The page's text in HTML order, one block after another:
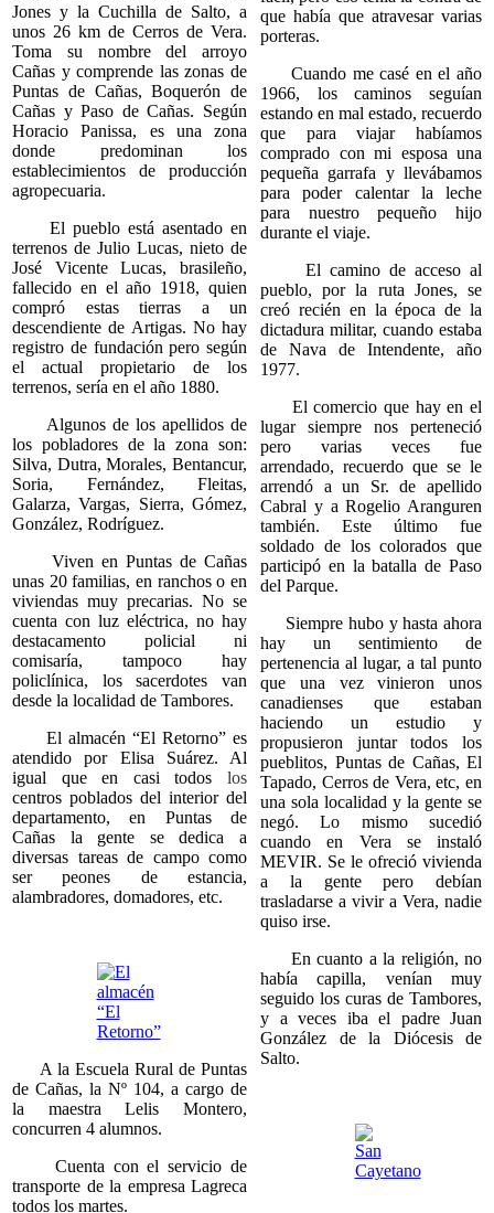
Jones y la Cuchilla de Salto, a
unos 26 km de Cerros de Vera.
Toma su nombre del arroyo
Cañas y comprende las zonas de
Puntas de Cañas, Boquerón de
Cañas y Paso de Cañas. Según
Horacio Panissa, es una zona
donde predominan los
establecimientos de producción
agropecuaria.
El pueblo está asentado en
terrenos de Julio Lucas, nieto de
José Vicente Lucas, brasileño,
fallecido en el año 1918, quien
compró estas tierras a un
descendiente de Artigas. No hay
registro de fundación pero según
el actual propietario de los
terrenos, sería en el año 1880.
Algunos de los apellidos de
los pobladores de la zona son:
Silva, Dutra, Morales, Bentancur,
Soria, Fernández, Fleitas,
Galarza, Vargas, Sierra, Gómez,
González, Rodríguez.
Viven en Puntas de Cañas
unas 20 familias, en ranchos o en
viviendas muy precarias. No se
cuenta con luz eléctrica, no hay
destacamento policial ni
comisaría, tampoco hay
policlínica, los sacerdotes van
desde la localidad de Tambores.
El almacén “El Retorno” es
atendido por Elisa Suárez. Al
igual que en casi todos los
centros poblados del interior del
departamento, en Puntas de
Cañas la gente se dedica a
diversas tareas de campo como
ser peones de estancia,
alambradores, domadores, etc.
A la Escuela Rural de Puntas
de Cañas, la Nº 104, a cargo de
la maestra Lelis Montero,
concurren 4 alumnos.
Cuenta con el servicio de
transporte de la empresa Lagreca
todos los martes.
que había que atravesar varias
porteras.
Cuando me casé en el año
1966, los caminos seguían
estando en mal estado, recuerdo
que para viajar habíamos
comprado con mi esposa una
pequeña garrafa y llevábamos
para poder calentar la leche
para nuestro pequeño hijo
durante el viaje.
El camino de acceso al
pueblo, por la ruta Jones, se
creó recién en la época de la
dictadura militar, cuando estaba
de Nava de Intendente, año
1977.
El comercio que hay en el
lugar siempre nos perteneció
pero varias veces fue
arrendado, recuerdo que se le
arrendó a un Sr. de apellido
Cabral y a Rogelio Aranguren
también. Este último fue
soldado de los colorados que
participó en la batalla de Paso
del Parque.
Siempre hubo y hasta ahora
hay un sentimiento de
pertenencia al lugar, a tal punto
que una vez vinieron unos
canadienses que estaban
haciendo un estudio y
propusieron juntar todos los
pueblitos, Puntas de Cañas, El
Tapado, Cerros de Vera, etc, en
una sola localidad y la gente se
negó. Lo mismo sucedió
cuando en Vera se instaló
MEVIR. Se le ofreció vivienda
a la gente pero debían
trasladarse a vivir a Vera, nadie
quiso irse.
En cuanto a la religión, no
había capilla, venían muy
seguido los curas de Tambores,
y a veces iba el padre Juan
González de la Diócesis de
Salto.